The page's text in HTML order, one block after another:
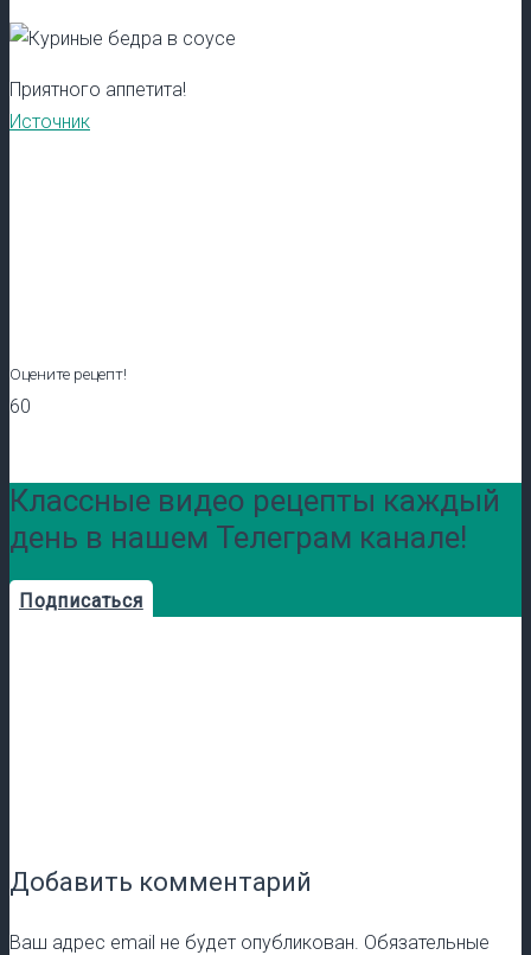
Приятного аппетита!
Источник
Оцените рецепт!
60
Классные видео рецепты каждый
день в нашем Телеграм канале!
Подписаться
Добавить комментарий
Ваш адрес email не будет опубликован. Обязательные